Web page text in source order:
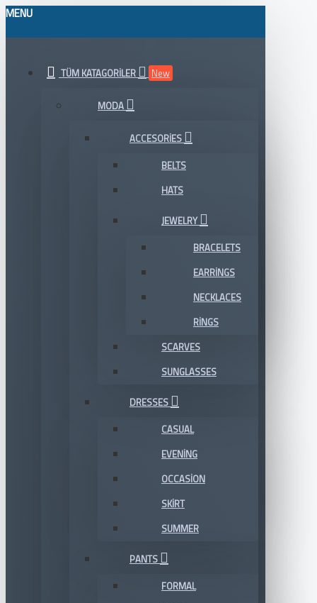
MENU
TÜM KATAGORILER New
MODA
ACCESORIES
BELTS
HATS
JEWELRY
BRACELETS
EARRINGS
NECKLACES
RINGS
SCARVES
SUNGLASSES
DRESSES
CASUAL
EVENING
OCCASION
SKIRT
SUMMER
PANTS
FORMAL